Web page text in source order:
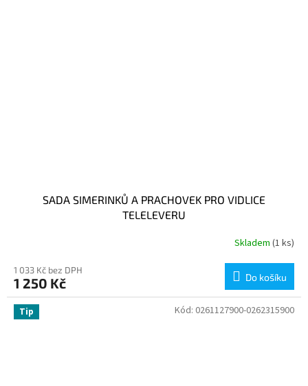
SADA SIMERINKŮ A PRACHOVEK PRO VIDLICE
TELELEVERU
Skladem (1 ks)
1 033 Kč bez DPH
1 250 Kč Do košíku
Tip Kód: 0261127900-0262315900